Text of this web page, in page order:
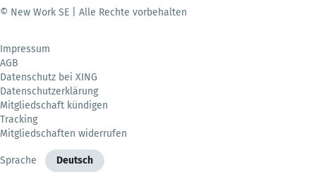
© New Work SE | Alle Rechte vorbehalten
Impressum
AGB
Datenschutz bei XING
Datenschutzerklärung
Mitgliedschaft kündigen
Tracking
Mitgliedschaften widerrufen
Sprache Deutsch